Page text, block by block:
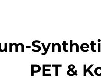
PET &